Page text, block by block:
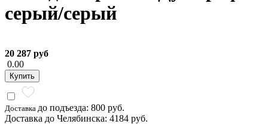
серый/серый
20 287 руб
0.00
Купить
Доставка до подъезда: 800 руб.
Доставка до Челябинска: 4184 руб.